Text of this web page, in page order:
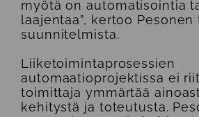
myötä on automatisointia
laajentaa”, kertoo
suunnitelmista.
Liiketoimintaprosessien
automaatioprojektissa ei
toimittaja ymmärtää
kehitystä ja toteutusta.